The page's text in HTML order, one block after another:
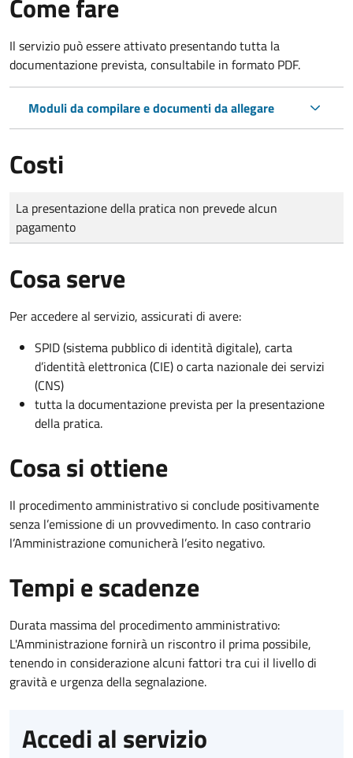
Il servizio può essere attivato presentando tutta la
documentazione prevista, consultabile in formato PDF.
Moduli da compilare e documenti da allegare
Costi
Tipo di pagamento
Importo
La presentazione della pratica non prevede alcun
pagamento
Cosa serve
Per accedere al servizio, assicurati di avere:
SPID (sistema pubblico di identità digitale), carta
d’identità elettronica (CIE) o carta nazionale dei servizi
(CNS)
tutta la documentazione prevista per la presentazione
della pratica.
Cosa si ottiene
Il procedimento amministrativo si conclude positivamente
senza l’emissione di un provvedimento. In caso contrario
l’Amministrazione comunicherà l’esito negativo.
Tempi e scadenze
Durata massima del procedimento amministrativo:
L'Amministrazione fornirà un riscontro il prima possibile,
tenendo in considerazione alcuni fattori tra cui il livello di
gravità e urgenza della segnalazione.
Accedi al servizio